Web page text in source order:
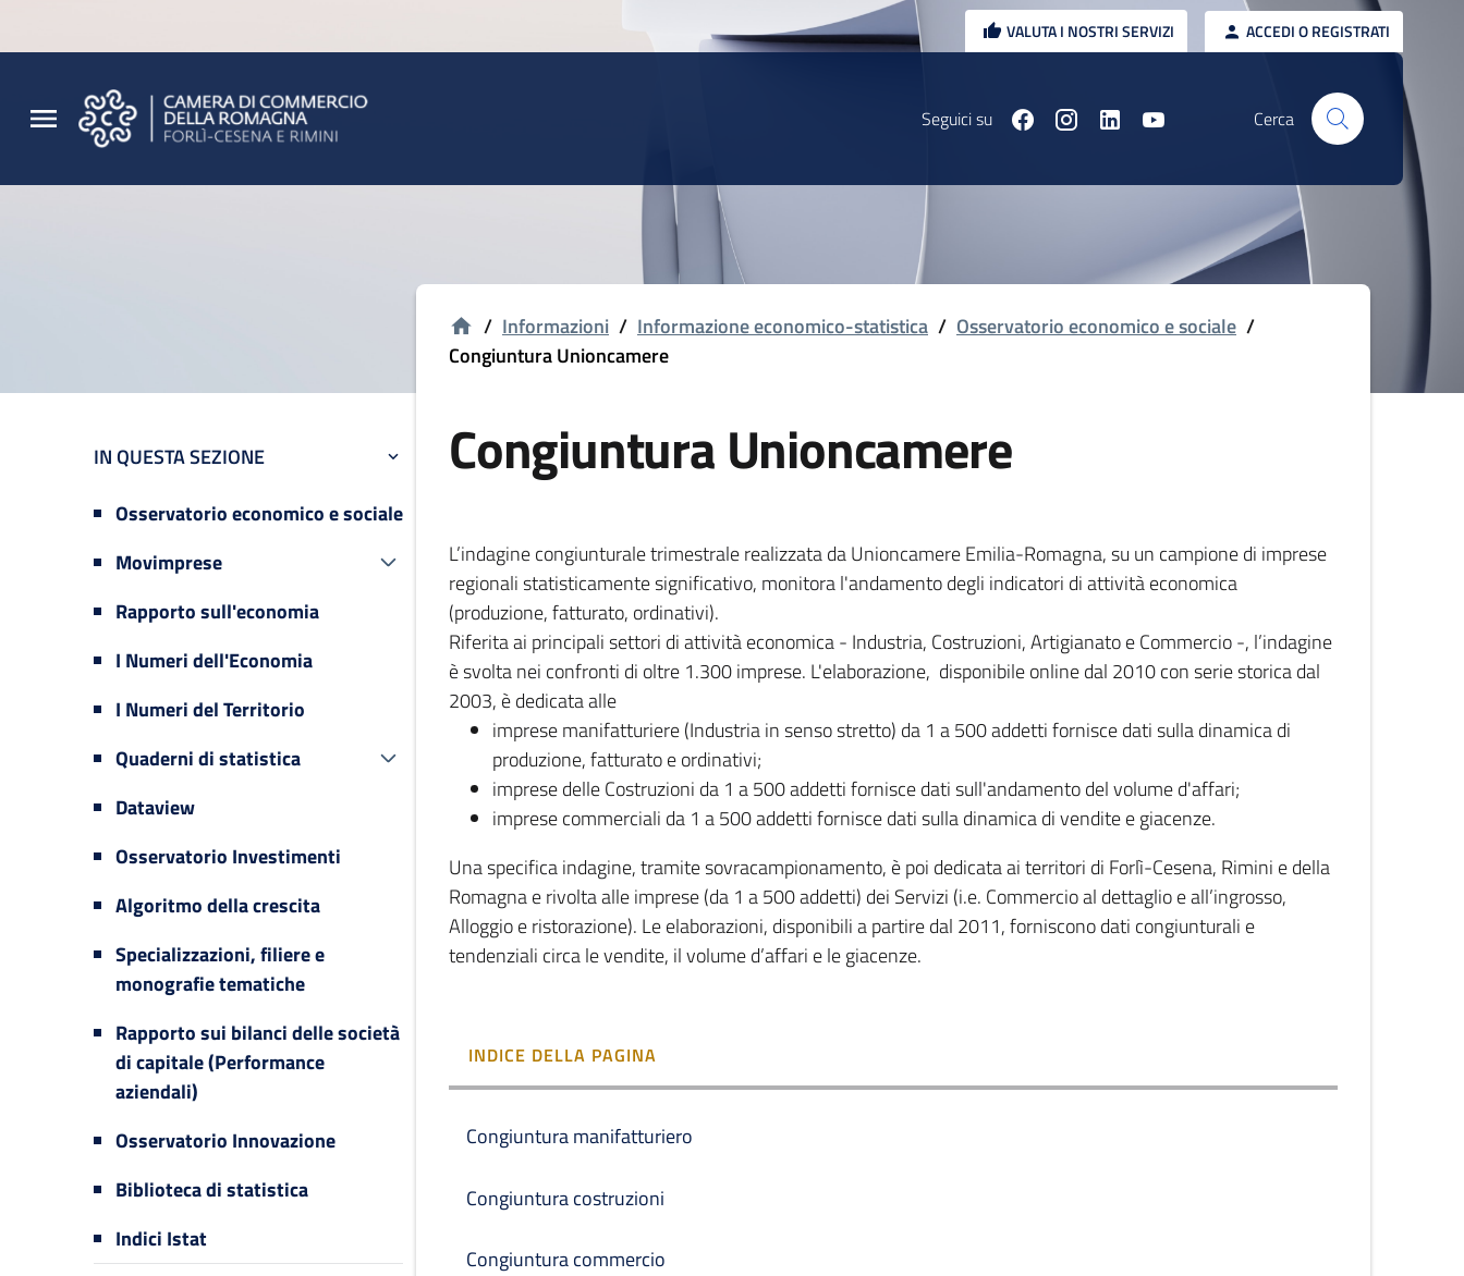
VALUTA I NOSTRI SERVIZI ACCEDI O REGISTRATI
Seguici su Cerca
IN QUESTA SEZIONE
Osservatorio economico e sociale
Movimprese
Rapporto sull'economia
I Numeri dell'Economia
I Numeri del Territorio
Quaderni di statistica
Dataview
Osservatorio Investimenti
Algoritmo della crescita
Specializzazioni, filiere e
monografie tematiche
Rapporto sui bilanci delle società
di capitale (Performance
aziendali)
Osservatorio Innovazione
Biblioteca di statistica
Indici Istat
/ Informazioni / Informazione economico-statistica / Osservatorio economico e sociale /
Congiuntura Unioncamere
Congiuntura Unioncamere
L’indagine congiunturale trimestrale realizzata da Unioncamere Emilia-Romagna, su un campione di imprese
regionali statisticamente significativo, monitora l'andamento degli indicatori di attività economica
(produzione, fatturato, ordinativi).
Riferita ai principali settori di attività economica - Industria, Costruzioni, Artigianato e Commercio -, l’indagine
è svolta nei confronti di oltre 1.300 imprese. L'elaborazione, disponibile online dal 2010 con serie storica dal
2003, è dedicata alle
imprese manifatturiere (Industria in senso stretto) da 1 a 500 addetti fornisce dati sulla dinamica di
produzione, fatturato e ordinativi;
imprese delle Costruzioni da 1 a 500 addetti fornisce dati sull'andamento del volume d'affari;
imprese commerciali da 1 a 500 addetti fornisce dati sulla dinamica di vendite e giacenze.
Una specifica indagine, tramite sovracampionamento, è poi dedicata ai territori di Forlì-Cesena, Rimini e della
Romagna e rivolta alle imprese (da 1 a 500 addetti) dei Servizi (i.e. Commercio al dettaglio e all’ingrosso,
Alloggio e ristorazione). Le elaborazioni, disponibili a partire dal 2011, forniscono dati congiunturali e
tendenziali circa le vendite, il volume d’affari e le giacenze.
INDICE DELLA PAGINA
Congiuntura manifatturiero
Congiuntura costruzioni
Congiuntura commercio